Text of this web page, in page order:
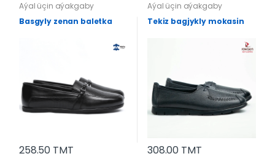
Aýal üçin aýakgaby
Basgyly zenan baletka
258.50 TMT
Aýal üçin aýakgaby
Tekiz bagjykly mokasin
308.00 TMT